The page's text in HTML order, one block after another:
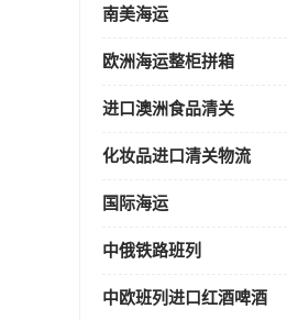
南美海运
欧洲海运整柜拼箱
进口澳洲食品清关
化妆品进口清关物流
国际海运
中俄铁路班列
中欧班列进口红酒啤酒